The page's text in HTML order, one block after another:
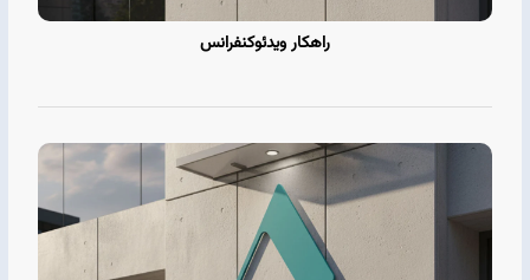
راهکار ویدئوکنفرانس